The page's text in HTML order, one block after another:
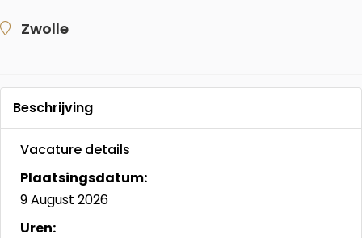
Zwolle
Beschrijving
Vacature details
Plaatsingsdatum:
9 August 2026
Uren: